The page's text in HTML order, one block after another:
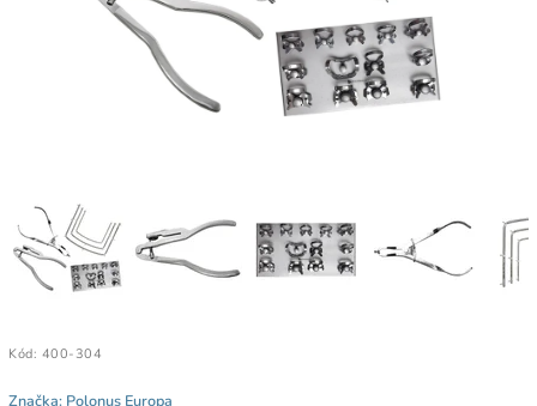
Kód: 400-304
Značka: Polonus Europa